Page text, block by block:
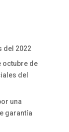
del 2022
octubre de
del
una
garantía